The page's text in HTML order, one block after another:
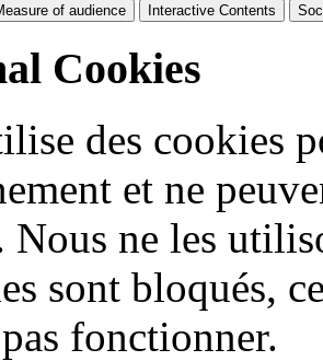
of audience Interactive Contents
Cookies
des cookies
et ne
Nous ne les
sont bloqués,
fonctionner.